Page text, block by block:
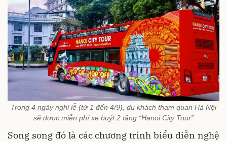
Trong 4 ngày nghỉ lễ (từ 1 đến 4/9), du khách tham quan Hà Nội
sẽ được miễn phí xe buýt 2 tầng “Hanoi City Tour”
Song song đó là các chương trình biểu diễn nghệ